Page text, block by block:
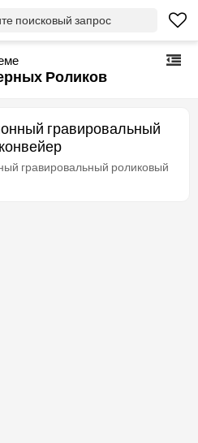
поисковый запрос
Роликов
гравировальный
гравировальный роликовый